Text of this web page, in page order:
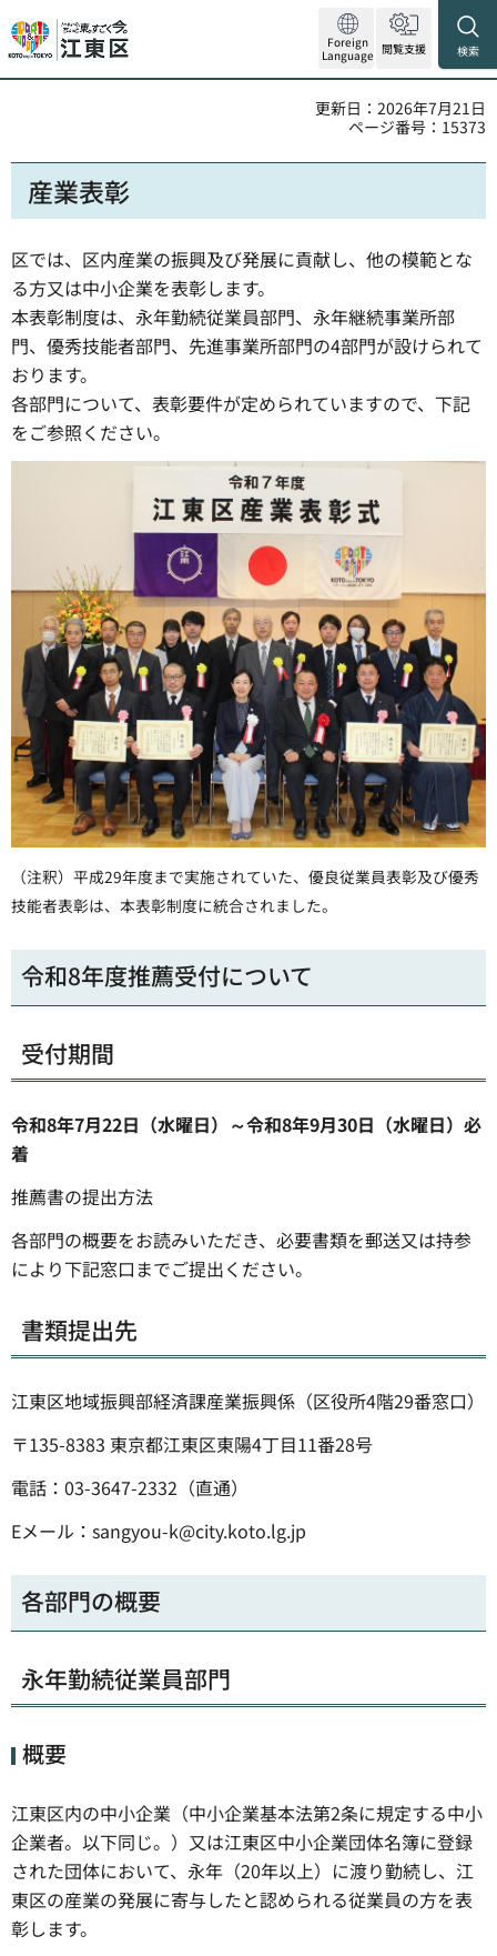
Foreign
Language 閲覧支援 検索
更新日：2026年7月21日
ページ番号：15373
産業表彰
区では、区内産業の振興及び発展に貢献し、他の模範とな
る方又は中小企業を表彰します。
本表彰制度は、永年勤続従業員部門、永年継続事業所部
門、優秀技能者部門、先進事業所部門の4部門が設けられて
おります。
各部門について、表彰要件が定められていますので、下記
をご参照ください。
（注釈）平成29年度まで実施されていた、優良従業員表彰及び優秀
技能者表彰は、本表彰制度に統合されました。
令和8年度推薦受付について
受付期間
令和8年7月22日（水曜日）～令和8年9月30日（水曜日）必
着
推薦書の提出方法
各部門の概要をお読みいただき、必要書類を郵送又は持参
により下記窓口までご提出ください。
書類提出先
江東区地域振興部経済課産業振興係（区役所4階29番窓口）
〒135-8383 東京都江東区東陽4丁目11番28号
電話：03-3647-2332（直通）
Eメール：sangyou-k@city.koto.lg.jp
各部門の概要
永年勤続従業員部門
概要
江東区内の中小企業（中小企業基本法第2条に規定する中小
企業者。以下同じ。）又は江東区中小企業団体名簿に登録
された団体において、永年（20年以上）に渡り勤続し、江
東区の産業の発展に寄与したと認められる従業員の方を表
彰します。